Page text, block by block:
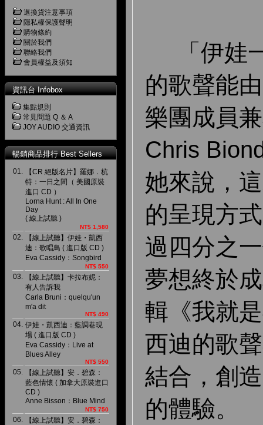
退換貨注意事項
隱私權保護聲明
購物條約
關於我們
聯絡我們
會員權益及須知
資訊台 Infobox
集點規則
常見問題 Q ＆ A
JOY AUDIO 交通資訊
暢銷商品排行 Best Sellers
01.
【CR 絕版名片】羅娜．杭
特：一日之間（ 美國原裝
進口 CD ）
Lorna Hunt : All In One
Day
( 線上試聽 )
NT$ 1,580
02.
【線上試聽】伊娃・凱西
迪：歌唱鳥 ( 進口版 CD )
Eva Cassidy：Songbird
NT$ 550
03.
【線上試聽】卡拉布妮：
有人告訴我
Carla Bruni：quelqu′un
m′a dit
NT$ 490
04. 伊娃・凱西迪：藍調巷現
場 ( 進口版 CD )
Eva Cassidy：Live at
Blues Alley
NT$ 550
05.
【線上試聽】安．碧森：
藍色情懷 ( 加拿大原裝進口
CD )
Anne Bisson：Blue Mind
NT$ 750
06.
【線上試聽】安．碧森：
「伊娃
的歌聲能
樂團成員
Chris
她來說，
的呈現方
過四分之
夢想終於
輯《我就
西迪的歌
結合，創
的體驗。